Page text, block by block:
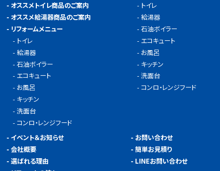
- オススメトイレ商品のご案内
- オススメ給湯器商品のご案内
- リフォームメニュー
- トイレ
-給湯器
-石油ボイラー
- エコキュート
- お風呂
- キッチン
-洗面台
- コンロ・レンジフード
- トイレ
-給湯器
-石油ボイラー
- エコキュート
- お風呂
- キッチン
-洗面台
- コンロ・レンジフード
- イベント＆お知らせ
-会社概要
-選ばれる理由
- お問い合わせ
-簡単お見積り
- LINEお問い合わせ